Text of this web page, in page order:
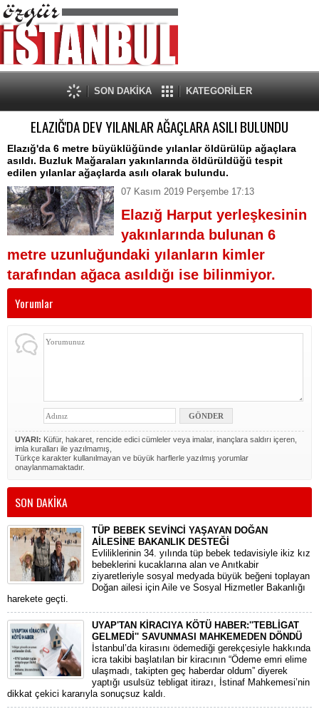
SON DAKİKA KATEGORİLER
ELAZIĞ'DA DEV YILANLAR AĞAÇLARA ASILI BULUNDU
Elazığ'da 6 metre büyüklüğünde yılanlar öldürülüp ağaçlara
asıldı. Buzluk Mağaraları yakınlarında öldürüldüğü tespit
edilen yılanlar ağaçlarda asılı olarak bulundu.
07 Kasım 2019 Perşembe 17:13
Elazığ Harput yerleşkesinin
yakınlarında bulunan 6
metre uzunluğundaki yılanların kimler
tarafından ağaca asıldığı ise bilinmiyor.
Yorumlar
UYARI: Küfür, hakaret, rencide edici cümleler veya imalar, inançlara saldırı içeren,
imla kuralları ile yazılmamış,
Türkçe karakter kullanılmayan ve büyük harflerle yazılmış yorumlar
onaylanmamaktadır.
SON DAKİKA
TÜP BEBEK SEVİNCİ YAŞAYAN DOĞAN
AİLESİNE BAKANLIK DESTEĞİ
​Evliliklerinin 34. yılında tüp bebek tedavisiyle ikiz kız
bebeklerini kucaklarına alan ve Anıtkabir
ziyaretleriyle sosyal medyada büyük beğeni toplayan
Doğan ailesi için Aile ve Sosyal Hizmetler Bakanlığı
harekete geçti.
UYAP'TAN KİRACIYA KÖTÜ HABER:''TEBLİGAT
GELMEDİ'' SAVUNMASI MAHKEMEDEN DÖNDÜ
​İstanbul’da kirasını ödemediği gerekçesiyle hakkında
icra takibi başlatılan bir kiracının “Ödeme emri elime
ulaşmadı, takipten geç haberdar oldum” diyerek
yaptığı usulsüz tebligat itirazı, İstinaf Mahkemesi’nin
dikkat çekici kararıyla sonuçsuz kaldı.